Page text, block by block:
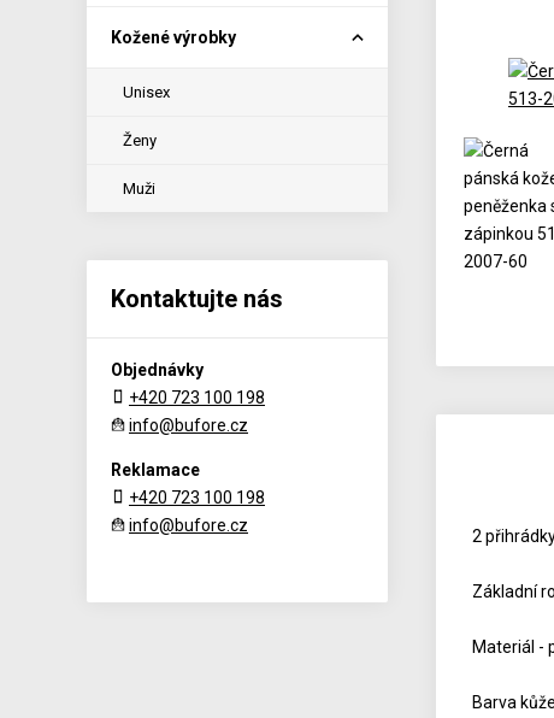
2
Základní
Materiál -
Barva
Kožené výrobky
Unisex
Ženy
Muži
Kontaktujte nás
Objednávky
+420 723 100 198
info@bufore.cz
Reklamace
+420 723 100 198
info@bufore.cz